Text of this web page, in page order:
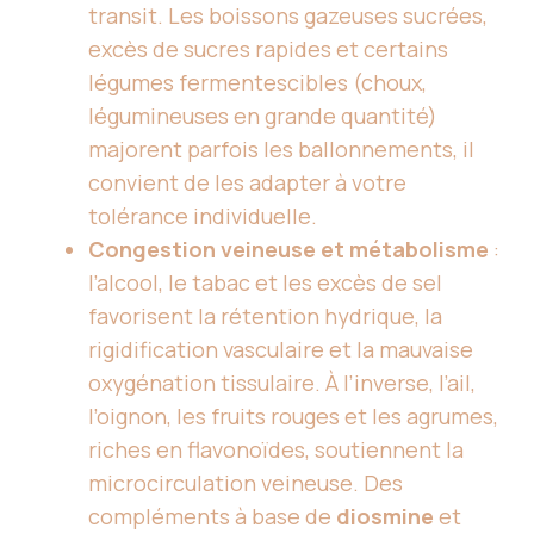
transit. Les boissons gazeuses sucrées,
excès de sucres rapides et certains
légumes fermentescibles (choux,
légumineuses en grande quantité)
majorent parfois les ballonnements, il
convient de les adapter à votre
tolérance individuelle.
Congestion veineuse et métabolisme :
l’alcool, le tabac et les excès de sel
favorisent la rétention hydrique, la
rigidification vasculaire et la mauvaise
oxygénation tissulaire. À l’inverse, l’ail,
l’oignon, les fruits rouges et les agrumes,
riches en flavonoïdes, soutiennent la
microcirculation veineuse. Des
compléments à base de diosmine et